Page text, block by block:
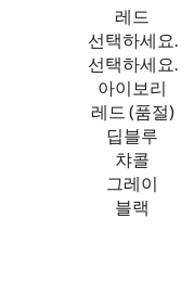
레드
선택하세요.
선택하세요.
아이보리
레드 (품절)
딥블루
챠콜
그레이
블랙